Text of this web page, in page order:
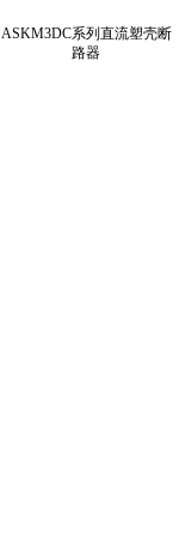
ASKM3DC系列直流塑壳断
路器